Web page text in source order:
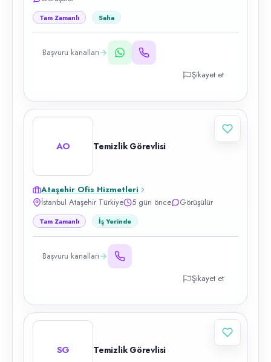
Tam Zamanlı Saha
Başvuru kanalları
Şikayet et
AO Temizlik Görevlisi
Ataşehir Ofis Hizmetleri
İstanbul Ataşehir Türkiye
5 gün önce Görüşülür
Tam Zamanlı İş Yerinde
Başvuru kanalları
Şikayet et
SG Temizlik Görevlisi